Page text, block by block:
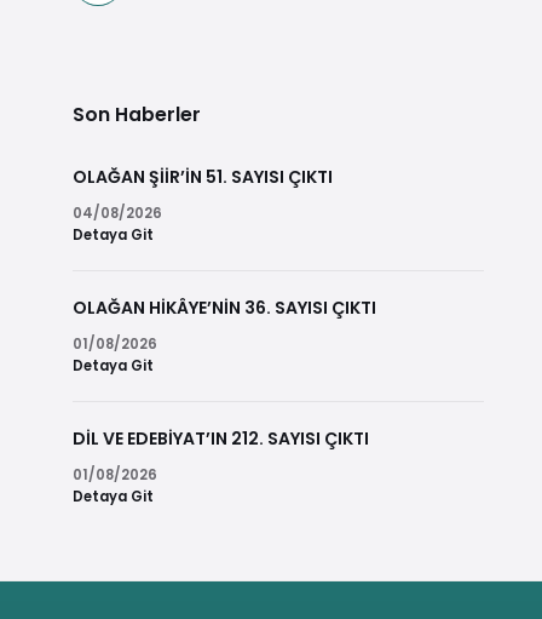
Son Haberler
OLAĞAN ŞİİR’İN 51. SAYISI ÇIKTI
04/08/2026
Detaya Git
OLAĞAN HİKÂYE’NİN 36. SAYISI ÇIKTI
01/08/2026
Detaya Git
DİL VE EDEBİYAT’IN 212. SAYISI ÇIKTI
01/08/2026
Detaya Git